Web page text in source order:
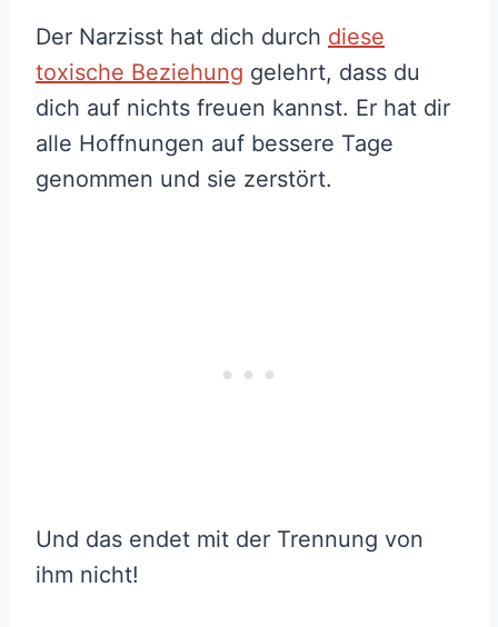
Der Narzisst hat dich durch diese
toxische Beziehung gelehrt, dass du
dich auf nichts freuen kannst. Er hat dir
alle Hoffnungen auf bessere Tage
genommen und sie zerstört.
Und das endet mit der Trennung von
ihm nicht!